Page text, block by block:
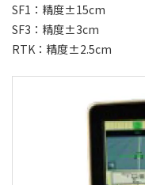
SF1：精度±15cm
SF3：精度±3cm
RTK：精度±2.5cm